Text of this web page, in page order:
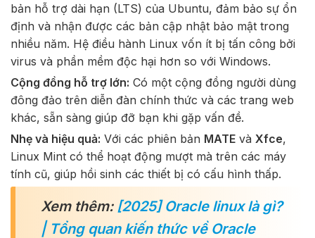
bản hỗ trợ dài hạn (LTS) của Ubuntu, đảm bảo sự ổn
định và nhận được các bản cập nhật bảo mật trong
nhiều năm. Hệ điều hành Linux vốn ít bị tấn công bởi
virus và phần mềm độc hại hơn so với Windows.
Cộng đồng hỗ trợ lớn: Có một cộng đồng người dùng
đông đảo trên diễn đàn chính thức và các trang web
khác, sẵn sàng giúp đỡ bạn khi gặp vấn đề.
Nhẹ và hiệu quả: Với các phiên bản MATE và Xfce,
Linux Mint có thể hoạt động mượt mà trên các máy
tính cũ, giúp hồi sinh các thiết bị có cấu hình thấp.
Xem thêm: [2025] Oracle linux là gì?
| Tổng quan kiến thức về Oracle